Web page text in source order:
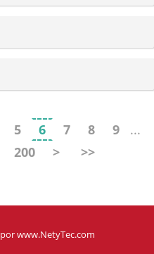
5 6 7 8 9
...
200 > >>
porwww.NetyTec.com